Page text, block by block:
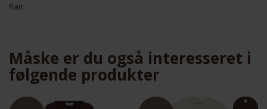
flair.
Måske er du også interesseret i
følgende produkter